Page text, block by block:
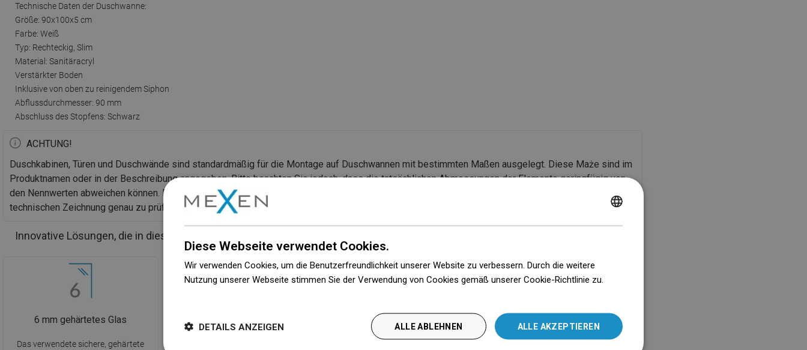
Technische Daten der Duschwanne:
Größe: 90x100x5 cm
Farbe: Weiß
Typ: Rechteckig, Slim
Material: Sanitäracryl
Verstärkter Boden
Inklusive von oben zu reinigendem Siphon
Abflussdurchmesser: 90 mm
Abschluss des Stopfens: Schwarz
ACHTUNG!
Duschkabinen, Türen und Duschwände sind standardmäßig für die Montage auf Duschwannen mit bestimmten Maßen ausgelegt. Diese Maże sind im
Produktnamen oder in der Beschreibung angegeben. Bitte beachten Sie jedoch, dass die tatsächlichen Abmessungen der Elemente geringfügig von
den Nennwerten abweichen können. Bei einer geplanten Bodenmontage wird empfohlen, die Außenmaße und die Anordnung der Elemente gemäß der
technischen Zeichnung genau zu prüfen.
Innovative Lösungen, die in diesem Produkt verwendet werden
6 mm gehärtetes Glas
Das verwendete sichere, gehärtete
System Uni-Mount LITHUANIAN
ROMANIAN
Diese Webseite verwendet Cookies.
Wir verwenden Cookies, um die Benutzerfreundlichkeit unserer Website zu verbessern. Durch die weitere
Nutzung unserer Webseite stimmen Sie der Verwendung von Cookies gemäß unserer Cookie-Richtlinie zu.
ALLE AKZEPTIEREN
ALLE ABLEHNEN
DETAILS ANZEIGEN